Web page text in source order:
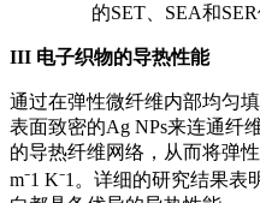
的SET、SEA和
III 电子织物的导热性能
通过在弹性微纤维内部均匀
表面致密的Ag NPs来连通纤
的导热纤维网络，从而将弹
m⁻1 K⁻1。详细的研究结果